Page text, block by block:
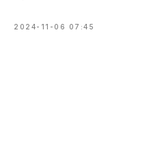
2024-11-06 07:45